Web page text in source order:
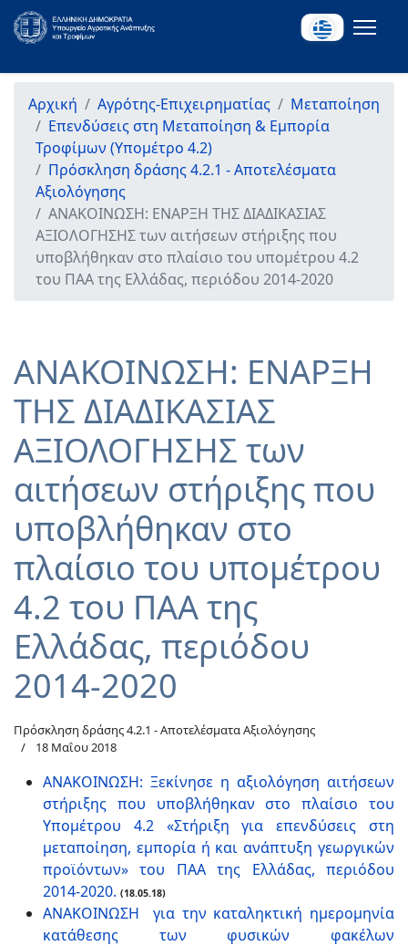
Αρχική Αγρότης-Επιχειρηματίας
Μεταποίηση
Επενδύσεις στη Μεταποίηση & Εμπορία
Τροφίμων (Υπομέτρο 4.2)
Πρόσκληση δράσης 4.2.1 - Αποτελέσματα
Αξιολόγησης
ΑΝΑΚΟΙΝΩΣΗ: ΕΝΑΡΞΗ ΤΗΣ ΔΙΑΔΙΚΑΣΙΑΣ
ΑΞΙΟΛΟΓΗΣΗΣ των αιτήσεων στήριξης που
υποβλήθηκαν στο πλαίσιο του υπομέτρου 4.2
του ΠΑΑ της Ελλάδας, περιόδου 2014-2020
ΑΝΑΚΟΙΝΩΣΗ: ΕΝΑΡΞΗ
ΤΗΣ ΔΙΑΔΙΚΑΣΙΑΣ
ΑΞΙΟΛΟΓΗΣΗΣ των
αιτήσεων στήριξης που
υποβλήθηκαν στο
πλαίσιο του υπομέτρου
4.2 του ΠΑΑ της
Ελλάδας, περιόδου
2014-2020
Πρόσκληση δράσης 4.2.1 - Αποτελέσματα Αξιολόγησης
18 Μαΐου 2018
ΑΝΑΚΟΙΝΩΣΗ: Ξεκίνησε η αξιολόγηση αιτήσεων
στήριξης που υποβλήθηκαν στο πλαίσιο του
Υπομέτρου 4.2 «Στήριξη για επενδύσεις στη
μεταποίηση, εμπορία ή και ανάπτυξη γεωργικών
προϊόντων» του ΠΑΑ της Ελλάδας, περιόδου
2014-2020. (18.05.18)
ΑΝΑΚΟΙΝΩΣΗ για την καταληκτική ημερομηνία
κατάθεσης των φυσικών φακέλων